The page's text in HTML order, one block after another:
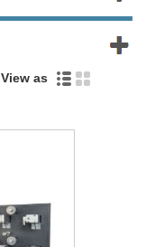
View as